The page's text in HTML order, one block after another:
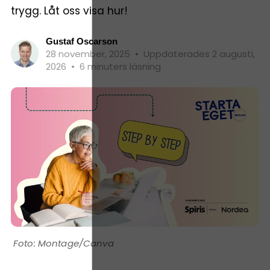
trygg. Låt oss visa hur!
Gustaf Oscarson
28 november, 2025 • Uppdaterades 2 augusti,
2026 • 6 minuters läsning
Montage/Canva